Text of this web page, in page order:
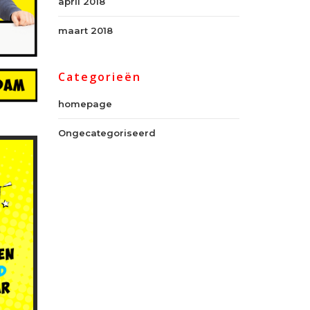
maart 2018
Categorieën
homepage
Ongecategoriseerd